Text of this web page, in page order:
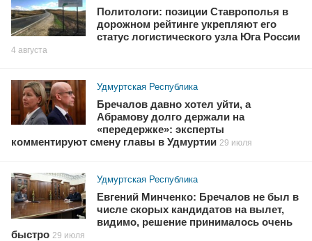
Политологи: позиции Ставрополья в
дорожном рейтинге укрепляют его
статус логистического узла Юга России
4 августа
Удмуртская Республика
Бречалов давно хотел уйти, а
Абрамову долго держали на
«передержке»: эксперты
комментируют смену главы в Удмуртии 29 июля
Удмуртская Республика
Евгений Минченко: Бречалов не был в
числе скорых кандидатов на вылет,
видимо, решение принималось очень
быстро 29 июля